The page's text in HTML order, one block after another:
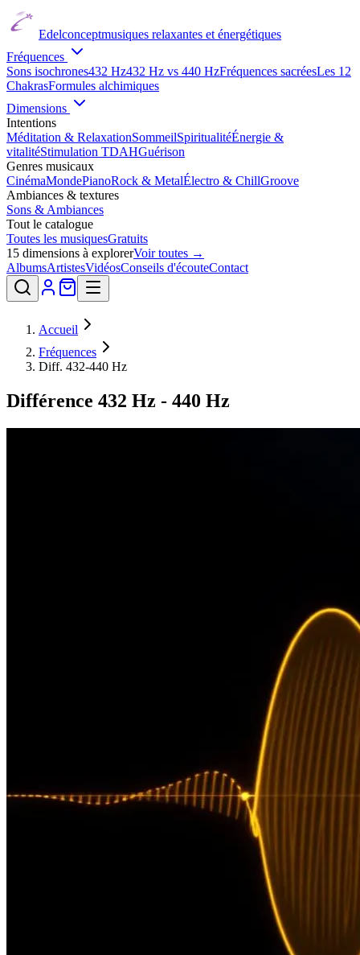
Edelconceptmusiques relaxantes et énergétiques
Fréquences
Sons isochrones432 Hz432 Hz vs 440 HzFréquences sacréesLes 12
ChakrasFormules alchimiques
Dimensions
Intentions
Méditation & RelaxationSommeilSpiritualitéÉnergie &
vitalitéStimulation TDAHGuérison
Genres musicaux
CinémaMondePianoRock & MetalÉlectro & ChillGroove
Ambiances & textures
Sons & Ambiances
Tout le catalogue
Toutes les musiquesGratuits
15 dimensions à explorerVoir toutes →
AlbumsArtistesVidéosConseils d'écouteContact
Accueil
Fréquences
Diff. 432-440 Hz
Différence 432 Hz - 440 Hz